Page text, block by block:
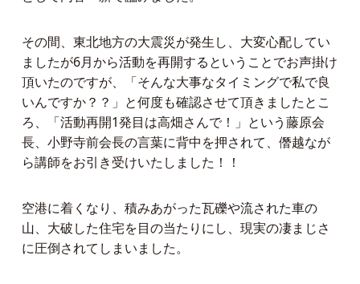
その間、東北地方の大震災が発生し、大変心配してい
ましたが6月から活動を再開するということでお声掛け
頂いたのですが、「そんな大事なタイミングで私で良
いんですか？？」と何度も確認させて頂きましたとこ
ろ、「活動再開1発目は高畑さんで！」という藤原会
長、小野寺前会長の言葉に背中を押されて、僭越なが
ら講師をお引き受けいたしました！！
空港に着くなり、積みあがった瓦礫や流された車の
山、大破した住宅を目の当たりにし、現実の凄まじさ
に圧倒されてしまいました。